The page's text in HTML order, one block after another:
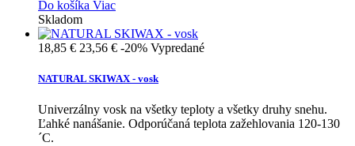
Do košíka Viac
Skladom
18,85 € 23,56 € -20% Vypredané
NATURAL SKIWAX - vosk
Univerzálny vosk na všetky teploty a všetky druhy snehu.
Ľahké nanášanie. Odporúčaná teplota zažehlovania 120-130
´C.